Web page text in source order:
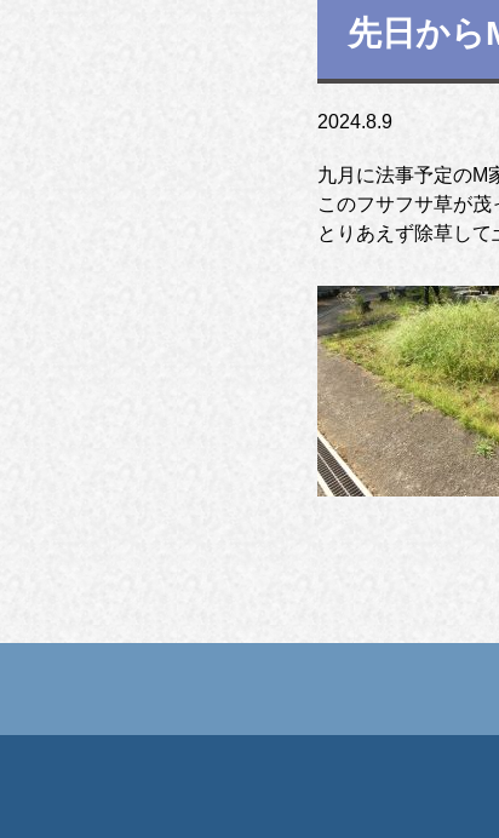
先日から
2024.8.9
九月に法事予定のM
このフサフサ草が茂
とりあえず除草して